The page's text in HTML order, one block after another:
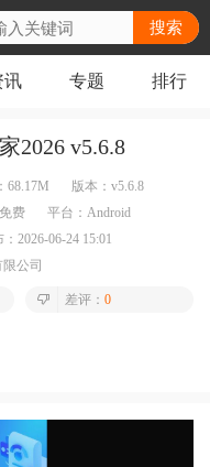
搜索
讯 专题 排行
2026 v5.6.8
68.17M 版本： v5.6.8
免费 平台： Android
2026-06-24 15:01
公司
差评： 0